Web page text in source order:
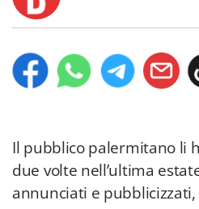
Il pubblico palermitano li
due volte nell’ultima
annunciati e